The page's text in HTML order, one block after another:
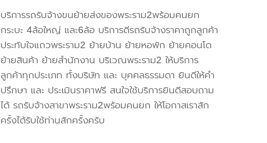
บริการรถรับจ้างขนย้ายส่งของพระราม2พร้อมคนยก
กระบะ 4ล้อใหญ่ และ6ล้อ บริการดีรถรับจ้างราคาถูกลูกค้า
ประทับใจแถวพระราม2 ย้ายบ้าน ย้ายหอพัก ย้ายคอนโด
ย้ายสินค้า ย้ายสำนักงาน บริเวณพระราม2 ให้บริการ
ลูกค้าทุกประเภท ทั้งบริษัท และ บุคคลธรรมดา ยินดีให้คำ
ปรึกษา และ ประเมินราคาฟรี สนใจใช้บริการยินดีสอบถาม
ได้ รถรับจ้างสาขาพระราม2พร้อมคนยก ให้โอกาสเราสัก
ครั้งได้รับใช้ท่านสักครั้งครับ